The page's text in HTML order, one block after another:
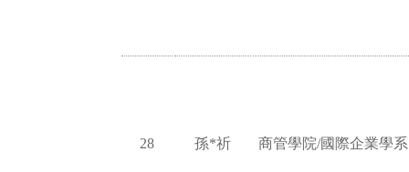
28 孫*祈 商管學院/國際企業學系